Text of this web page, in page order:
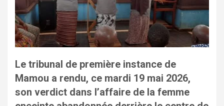
Le tribunal de première instance de
Mamou a rendu, ce mardi 19 mai 2026,
son verdict dans l’affaire de la femme